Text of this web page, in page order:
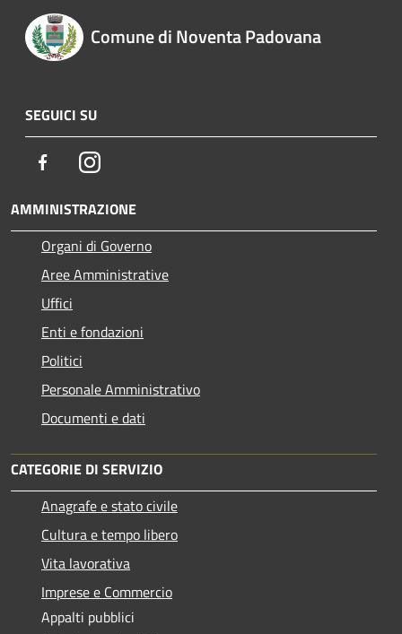
Comune di Noventa Padovana
SEGUICI SU
FacebookInstagram
AMMINISTRAZIONE
Organi di Governo
Aree Amministrative
Uffici
Enti e fondazioni
Politici
Personale Amministrativo
Documenti e dati
CATEGORIE DI SERVIZIO
Anagrafe e stato civile
Cultura e tempo libero
Vita lavorativa
Imprese e Commercio
Appalti pubblici